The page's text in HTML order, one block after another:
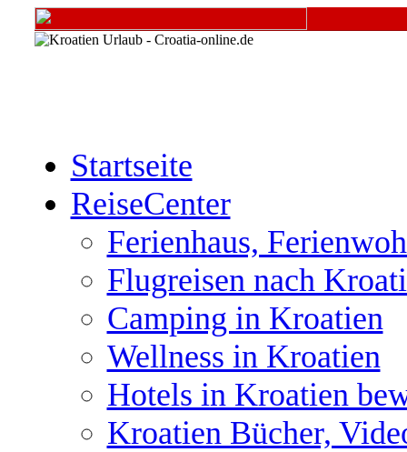
Startseite
ReiseCenter
Ferienhaus,
Flugreisen nach
Camping in Kroatien
Wellness in Kroatien
Hotels in Kroatien
Kroatien Bücher,